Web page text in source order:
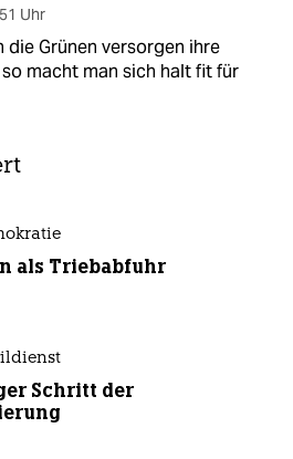
Uhr
die Grünen versorgen ihre
macht man sich halt fit für
als Triebabfuhr
Schritt der